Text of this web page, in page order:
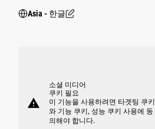
Asia - 한글
warning
소셜 미디어
쿠키 필요
이 기능을 사용하려면 타겟팅 쿠키
와 기능 쿠키, 성능 쿠키 사용에 동
의해야 합니다.